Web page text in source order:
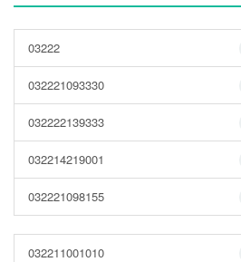
03222
032221093330
032222139333
032214219001
032221098155
032211001010